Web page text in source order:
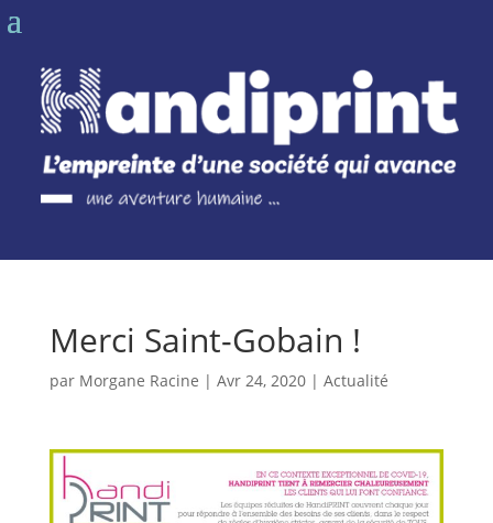
Merci Saint-Gobain !
par Morgane Racine | Avr 24, 2020| Actualité